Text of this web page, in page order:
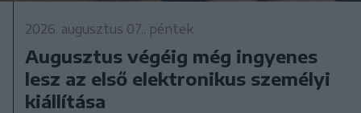
2026. augusztus 07., péntek
Augusztus végéig még ingyenes
lesz az első elektronikus személyi
kiállítása